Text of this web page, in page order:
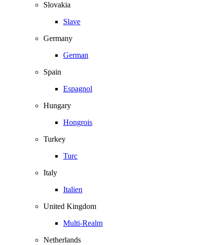
Slovakia
Slave
Germany
German
Spain
Espagnol
Hungary
Hongrois
Turkey
Turc
Italy
Italien
United Kingdom
Multi-Realm
Netherlands